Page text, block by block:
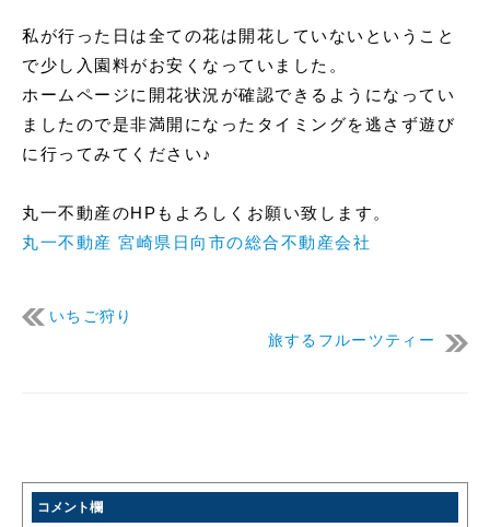
私が行った日は全ての花は開花していないということ
で少し入園料がお安くなっていました。
ホームページに開花状況が確認できるようになってい
ましたので是非満開になったタイミングを逃さず遊び
に行ってみてください♪
丸一不動産のHPもよろしくお願い致します。
丸一不動産 宮崎県日向市の総合不動産会社
いちご狩り
旅するフルーツティー
コメント欄